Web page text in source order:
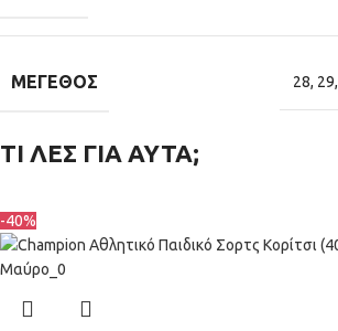
ΜΈΓΕΘΟΣ 28, 29,
ΤΙ ΛΕΣ ΓΙΑ ΑΥΤΑ;
-40%